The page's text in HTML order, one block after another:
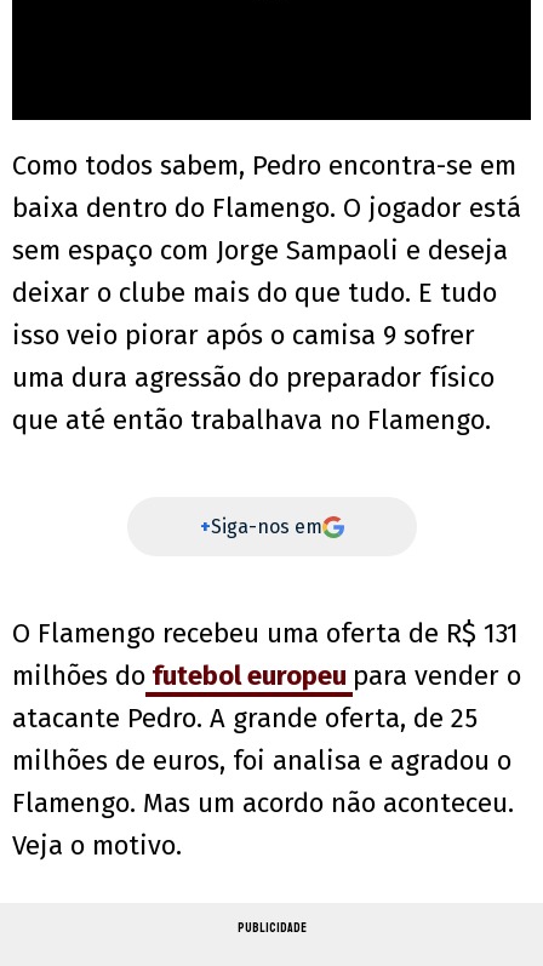
Como todos sabem, Pedro encontra-se em
baixa dentro do Flamengo. O jogador está
sem espaço com Jorge Sampaoli e deseja
deixar o clube mais do que tudo. E tudo
isso veio piorar após o camisa 9 sofrer
uma dura agressão do preparador físico
que até então trabalhava no Flamengo.
+Siga-nos em
O Flamengo recebeu uma oferta de R$ 131
milhões do futebol europeu para vender o
atacante Pedro. A grande oferta, de 25
milhões de euros, foi analisa e agradou o
Flamengo. Mas um acordo não aconteceu.
Veja o motivo.
PUBLICIDADE